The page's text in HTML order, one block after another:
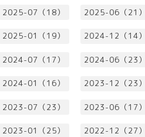
2025-07（18） 2025-06（21）
2025-01（19） 2024-12（14）
2024-07（17） 2024-06（23）
2024-01（16） 2023-12（23）
2023-07（23） 2023-06（17）
2023-01（25） 2022-12（27）